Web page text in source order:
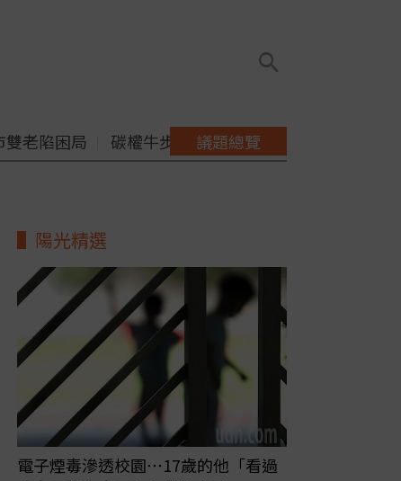
雙老陷困局 碳權牛步缺配套議題總覽
陽光精選
電子煙毒滲透校園⋯17歲的他「看過